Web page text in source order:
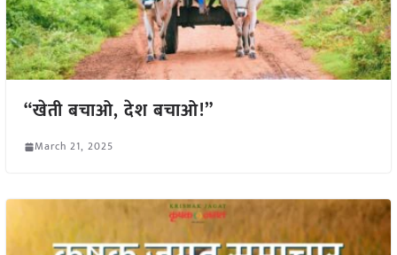
“खेती बचाओ, देश बचाओ!”
March 21, 2025